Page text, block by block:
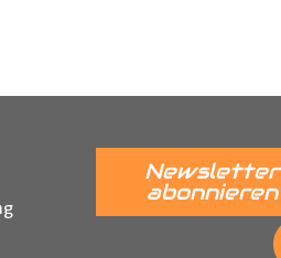
Newsletter
abonnieren